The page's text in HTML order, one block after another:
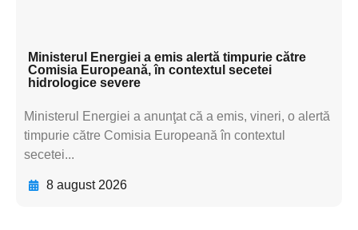
Ministerul Energiei a emis alertă timpurie către
Comisia Europeană, în contextul secetei
hidrologice severe
Ministerul Energiei a anunţat că a emis, vineri, o alertă
timpurie către Comisia Europeană în contextul
secetei...
8 august 2026